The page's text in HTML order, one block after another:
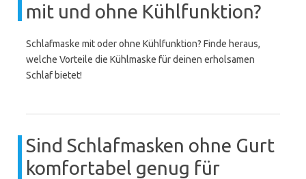
mit und ohne Kühlfunktion?
Schlafmaske mit oder ohne Kühlfunktion? Finde heraus,
welche Vorteile die Kühlmaske für deinen erholsamen
Schlaf bietet!
Sind Schlafmasken ohne Gurt
komfortabel genug für